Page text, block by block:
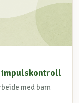
impulskontroll
med barn